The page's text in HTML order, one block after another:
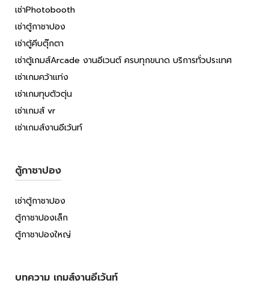
เช่าPhotobooth
เช่าตู้กาชาปอง
เช่าตู้คีบตุ๊กตา
เช่าตู้เกมส์Arcade งานอีเวนต์ ครบทุกขนาด บริการทั่วประเทศ
เช่าเกมคว้าแท่ง
เช่าเกมทุบตัวตุ่น
เช่าเกมส์ vr
เช่าเกมส์งานอีเว้นท์
ตู้กาชาปอง
เช่าตู้กาชาปอง
ตู้กาชาปองเล็ก
ตู้กาชาปองใหญ่
บทความ เกมส์งานอีเว้นท์